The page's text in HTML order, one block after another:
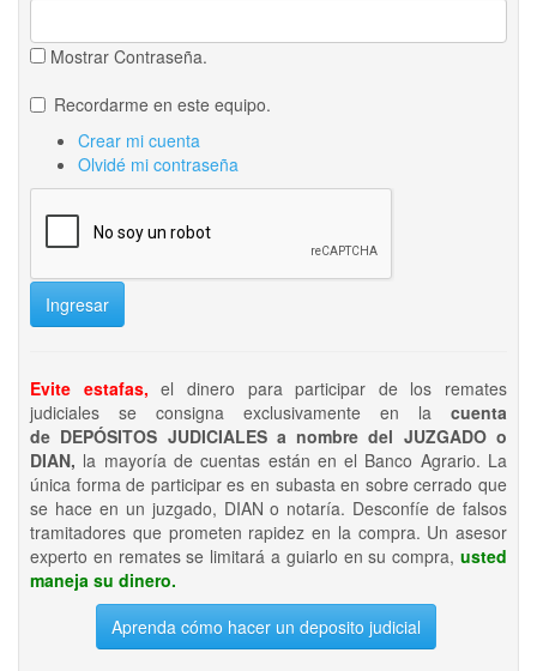
Mostrar Contraseña.
Recordarme en este equipo.
Crear mi cuenta
Olvidé mi contraseña
Ingresar
Evite estafas, el dinero para participar de los remates
judiciales se consigna exclusivamente en la cuenta
de DEPÓSITOS JUDICIALES a nombre del JUZGADO o
DIAN, la mayoría de cuentas están en el Banco Agrario. La
única forma de participar es en subasta en sobre cerrado que
se hace en un juzgado, DIAN o notaría. Desconfíe de falsos
tramitadores que prometen rapidez en la compra. Un asesor
experto en remates se limitará a guiarlo en su compra, usted
maneja su dinero.
Aprenda cómo hacer un deposito judicial